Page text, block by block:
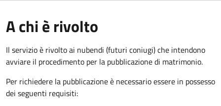
A chi è rivolto
Il servizio è rivolto ai nubendi (futuri coniugi) che intendono
avviare il procedimento per la pubblicazione di matrimonio.
Per richiedere la pubblicazione è necessario essere in possesso
dei seguenti requisiti: